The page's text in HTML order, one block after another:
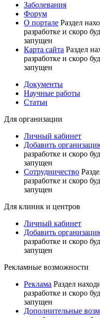
Заболевания
Форум
О портале Раздел
разработке и скоро
запущен
Карта сайта Раздел
разработке и скоро
запущен
Документы
Научные работы
Статьи
Для организации
Личный кабинет
Добавить
разработке и скоро
запущен
Сотрудничество
разработке и скоро
запущен
Для клиник и центров
Личный кабинет
Добавить
разработке и скоро
запущен
Рекламные возможности
Реклама Раздел
разработке и скоро
запущен
Дополнительные